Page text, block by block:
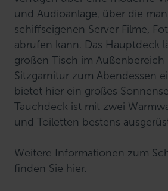
und Audioanlage, über die
schiffseigenen Server Filme,
abrufen kann. Das Hauptdeck
großen Tisch im
Sitzgarnitur zum Abendessen
bietet hier ein großes
Tauchdeck ist mit zwei
und Toiletten bestens
Weitere Informationen zum
finden Sie hier.